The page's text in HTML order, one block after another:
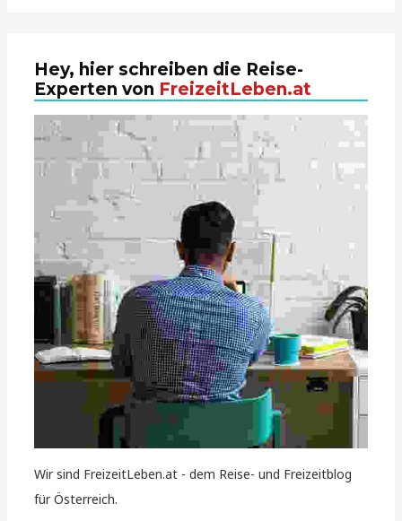
Hey, hier schreiben die Reise-
Experten von FreizeitLeben.at
Wir sind FreizeitLeben.at - dem Reise- und Freizeitblog
für Österreich.